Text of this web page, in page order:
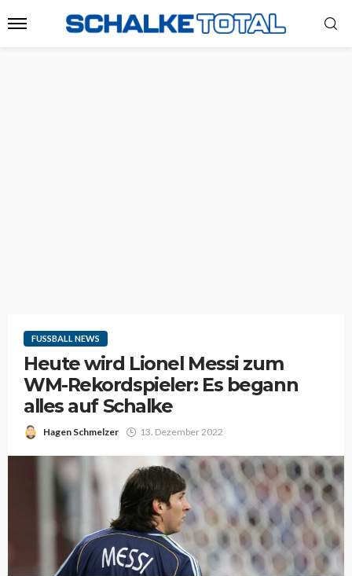
FUSSBALL NEWS
Heute wird Lionel Messi zum
WM-Rekordspieler: Es begann
alles auf Schalke
Hagen Schmelzer 13. Dezember 2022